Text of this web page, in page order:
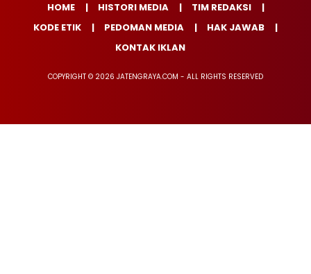
HOME HISTORI MEDIA
TIM REDAKSI
KODE ETIK
PEDOMAN MEDIA
HAK JAWAB
KONTAK IKLAN
COPYRIGHT © 2026 JATENGRAYA.COM - ALL RIGHTS RESERVED